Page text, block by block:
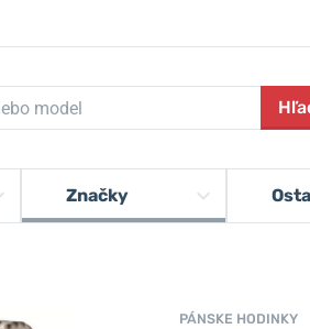
Značky
PÁNSKE HODINKY